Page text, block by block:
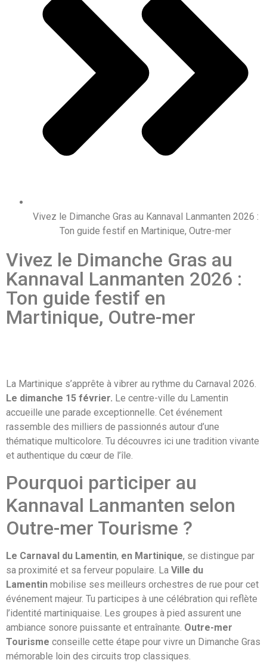
Vivez le Dimanche Gras au Kannaval Lanmanten 2026 :
Ton guide festif en Martinique, Outre-mer
Vivez le Dimanche Gras au
Kannaval Lanmanten 2026 :
Ton guide festif en
Martinique, Outre-mer
La Martinique s’apprête à vibrer au rythme du Carnaval 2026.
Le dimanche 15 février. Le centre-ville du Lamentin
accueille une parade exceptionnelle. Cet événement
rassemble des milliers de passionnés autour d’une
thématique multicolore. Tu découvres ici une tradition vivante
et authentique du cœur de l’île.
Pourquoi participer au
Kannaval Lanmanten selon
Outre-mer Tourisme ?
Le Carnaval du Lamentin, en Martinique, se distingue par
sa proximité et sa ferveur populaire. La Ville du
Lamentin mobilise ses meilleurs orchestres de rue pour cet
événement majeur. Tu participes à une célébration qui reflète
l’identité martiniquaise. Les groupes à pied assurent une
ambiance sonore puissante et entraînante. Outre-mer
Tourisme conseille cette étape pour vivre un Dimanche Gras
mémorable loin des circuits trop classiques.